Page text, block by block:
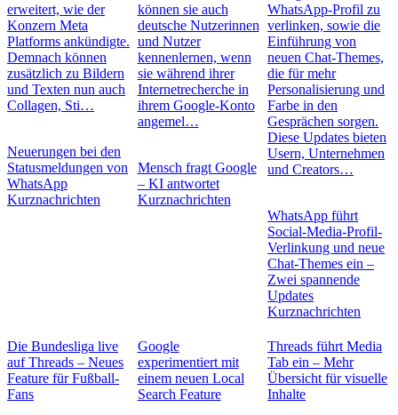
erweitert, wie der
Konzern Meta
Platforms ankündigte.
Demnach können
zusätzlich zu Bildern
und Texten nun auch
Collagen, Sti…
Neuerungen bei den
Statusmeldungen von
WhatsApp
Kurznachrichten
können sie auch
deutsche Nutzerinnen
und Nutzer
kennenlernen, wenn
sie während ihrer
Internetrecherche in
ihrem Google-Konto
angemel…
Mensch fragt Google
– KI antwortet
Kurznachrichten
WhatsApp-Profil zu
verlinken, sowie die
Einführung von
neuen Chat-Themes,
die für mehr
Personalisierung und
Farbe in den
Gesprächen sorgen.
Diese Updates bieten
Usern, Unternehmen
und Creators…
WhatsApp führt
Social-Media-Profil-
Verlinkung und neue
Chat-Themes ein –
Zwei spannende
Updates
Kurznachrichten
Die Bundesliga live
auf Threads – Neues
Feature für Fußball-
Fans
Google
experimentiert mit
einem neuen Local
Search Feature
Threads führt Media
Tab ein – Mehr
Übersicht für visuelle
Inhalte